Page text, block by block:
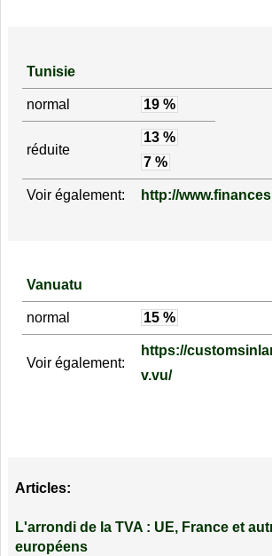
Tunisie
normal 19 %
réduite
13 %
7 %
Voir également: http://
Vanuatu
normal 15 %
Voir également:
https://
v.vu/
Articles:
L'arrondi de la TVA : UE, France et
européens